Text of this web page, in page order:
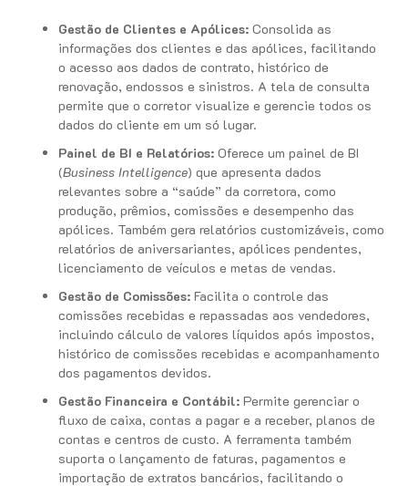
Gestão de Clientes e Apólices: Consolida as
informações dos clientes e das apólices, facilitando
o acesso aos dados de contrato, histórico de
renovação, endossos e sinistros. A tela de consulta
permite que o corretor visualize e gerencie todos os
dados do cliente em um só lugar.
Painel de BI e Relatórios: Oferece um painel de BI
(Business Intelligence) que apresenta dados
relevantes sobre a “saúde” da corretora, como
produção, prêmios, comissões e desempenho das
apólices. Também gera relatórios customizáveis, como
relatórios de aniversariantes, apólices pendentes,
licenciamento de veículos e metas de vendas.
Gestão de Comissões: Facilita o controle das
comissões recebidas e repassadas aos vendedores,
incluindo cálculo de valores líquidos após impostos,
histórico de comissões recebidas e acompanhamento
dos pagamentos devidos.
Gestão Financeira e Contábil: Permite gerenciar o
fluxo de caixa, contas a pagar e a receber, planos de
contas e centros de custo. A ferramenta também
suporta o lançamento de faturas, pagamentos e
importação de extratos bancários, facilitando o